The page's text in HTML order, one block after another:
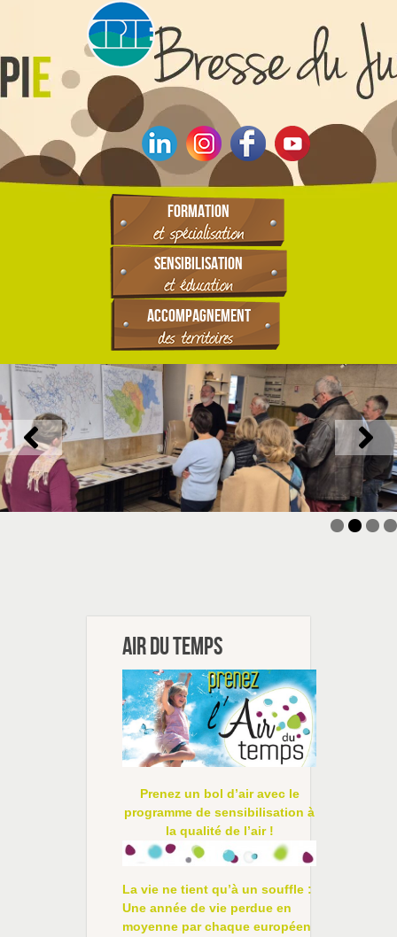
FORMATION
SENSIBILISATION
ACCOMPAGNEMENT
Air du temps
Prenez un bol d’air avec le
programme de sensibilisation à
la qualité de l’air !
La vie ne tient qu’à un souffle :
Une année de vie perdue en
moyenne par chaque européen